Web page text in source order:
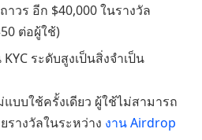
าวร อีก $40,000 ในรางวัล
ต่อผู้ใช้)
ระดับสูงเป็นสิ่งจำเป็น
แบบใช้ครั้งเดียว ผู้ใช้ไม่สามารถ
างวัลในระหว่าง งาน Airdrop